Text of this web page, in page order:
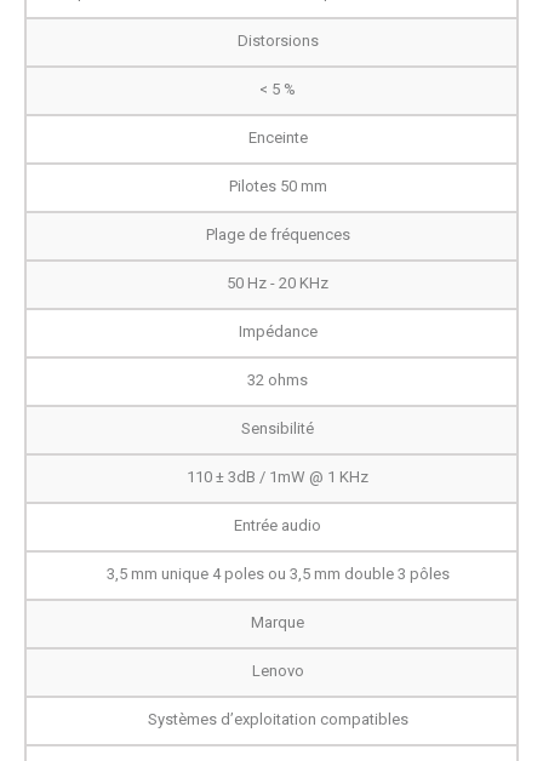
Distorsions
< 5 %
Enceinte
Pilotes 50 mm
Plage de fréquences
50 Hz - 20 KHz
Impédance
32 ohms
Sensibilité
110 ± 3dB / 1mW @ 1 KHz
Entrée audio
3,5 mm unique 4 poles ou 3,5 mm double 3 pôles
Marque
Lenovo
Systèmes d’exploitation compatibles